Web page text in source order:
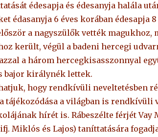
édesapja és édesanyja halála
édasanyja 6 éves korában édesapja
a nagyszülők vették magukhoz,
került, végül a badeni hercegi
a három hercegkisasszonnyal
bajor királynék lettek.
hogy rendkívüli neveltetésben
tájékozódása a világban is rendkívüli
hírét is. Rábeszélte férjét Vay
Miklós és Lajos) taníttatására